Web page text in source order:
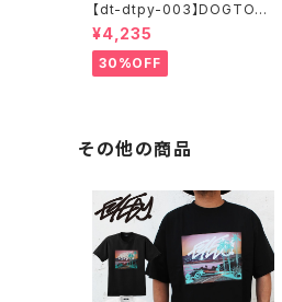
【dt-dtpy-003】DOGTOW
N ドッグタウン POPEYE SK
ATE S/S T-SHIRTS ポパイ
半袖 ショートスリーブT 大き
いサイズ 半袖 M L XL 大きめ
¥4,235
30%OFF
その他の商品